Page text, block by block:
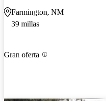
Farmington, NM
39 millas
Gran oferta